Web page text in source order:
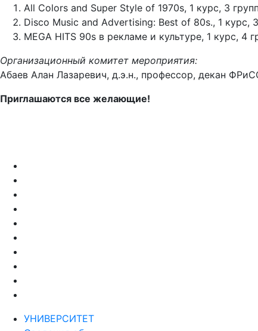
All Colors and Super Style of 1970s, 1 курс, 3
Disco Music and Advertising: Best of 80s., 1 курс,
MEGA HITS 90s в рекламе и культуре, 1 курс, 4
Организационный комитет мероприятия:
Абаев Алан Лазаревич, д.э.н., профессор, декан
Приглашаются все желающие!
УНИВЕРСИТЕТ